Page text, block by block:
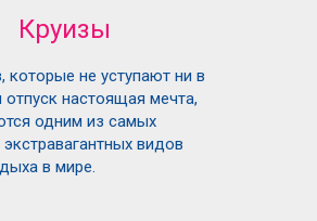
Круизы
которые не уступают ни в
отпуск настоящая мечта,
одним из самых
видов
в мире.